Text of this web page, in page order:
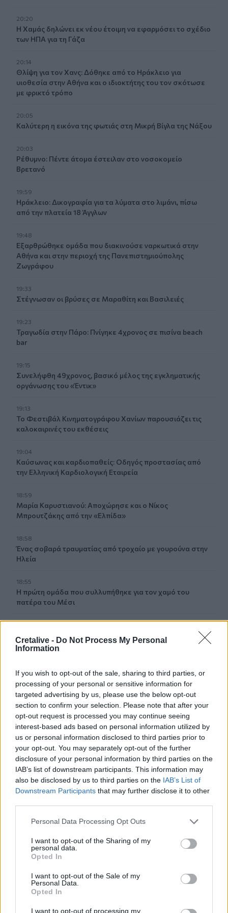
Cretalive - Do Not Process My Personal
Information
If you wish to opt-out of the sale, sharing to third parties, or
processing of your personal or sensitive information for
targeted advertising by us, please use the below opt-out
section to confirm your selection. Please note that after your
opt-out request is processed you may continue seeing
interest-based ads based on personal information utilized by
us or personal information disclosed to third parties prior to
your opt-out. You may separately opt-out of the further
disclosure of your personal information by third parties on the
IAB’s list of downstream participants. This information may
also be disclosed by us to third parties on the IAB’s List of
Downstream Participants that may further disclose it to other
Personal Data Processing Opt Outs
I want to opt-out of the Sharing of my
personal data.
Opted In
I want to opt-out of the Sale of my
Personal Data.
Opted In
I want to opt-out of processing my
20:20
Η Χαμάς δηλώνει εκ νέου έτοιμη να εφαρμόσει το σχέδιο
των ΗΠΑ για τη Γάζα
20:14
Θλίψη για τον Χανς: Δόθηκε από το Ηράκλειο για
υιοθεσία στην Αθήνα και ο ιδιοκτήτης του τον σκότωσε
με φρικτό τρόπο
20:05
Καλύτερη η εικόνα της φωτιάς στη Μικρή Βίγλα της Νάξου
20:03
Ρέθυμνο: Πέντε άτομα έστειλαν στο νοσοκομείο
Βρετανό
19:59
Ηράκλειο: Δικογραφία για τα λύματα στο λιμάνι, πίσω
από την πλατεία 18 Άγγλων
19:48
Εξαρθρώθηκε ομάδα που διακινούσε ναρκωτικά στην
Αθήνα και στην περιοχή της Πανεπιστημιούπολης
Ζωγράφου
19:33
Στέγνωσαν οι βρύσες σε Μαραθίτη και Βασιλειές
19:23
Τραγωδία στην Πάρο: Πνίγηκε 4χρονος σε πισίνα beach
bar
19:15
Συνελήφθη 49χρονος, βασικό μέλος της εγκληματικής
οργάνωσης του «Έντικ»
19:13
Το Φεστιβάλ Κινηματογράφου Χανίων παρουσιάζει τις
καλοκαιρινές του εκθέσεις
19:04
Καύσωνας και καρδιοπαθείς: Οδηγός προστασίας από
την Ελληνική Καρδιολογική Εταιρεία
18:59
Μαρία Καρυστιανού: Αποχώρησε και ο Νίκος
Μπρουτζάκης από την «Ελπίδα»
18:58
Ένας σοβαρά τραυματίας από τροχαίο με γουρούνα στην
Ηλεία
18:55
Η πρώτη ομάδα που συλλυπήθηκε για τον χαμό του
πατέρα του Μέσι
Τα «Παραμύθια του Σαββάτου»… πάνε διακοπές!
πρόλαβε να ξεφύγει από το τσουνάμι μπορεί ν' αλλάξει
τη χρονολογία της μεγάλης έκρηξης
ΟΦΗ: Έκλεισε τον Λορέντσο Ντίκμαν
ΕΛΓΕΚΑ: Προληπτική ανάκληση γνωστής μαρμελάδας
φράουλα
ΣΧΕΤΙΚA AΡΘΡΑ
Θλίψη για τον Χανς: Δόθηκε από το Ηράκλειο για